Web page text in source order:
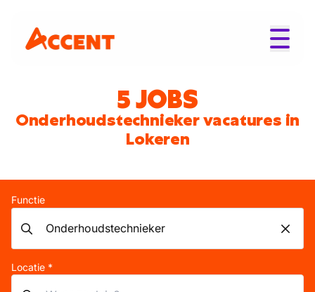
5 JOBS
Onderhoudstechnieker vacatures in
Lokeren
Functie
Locatie *